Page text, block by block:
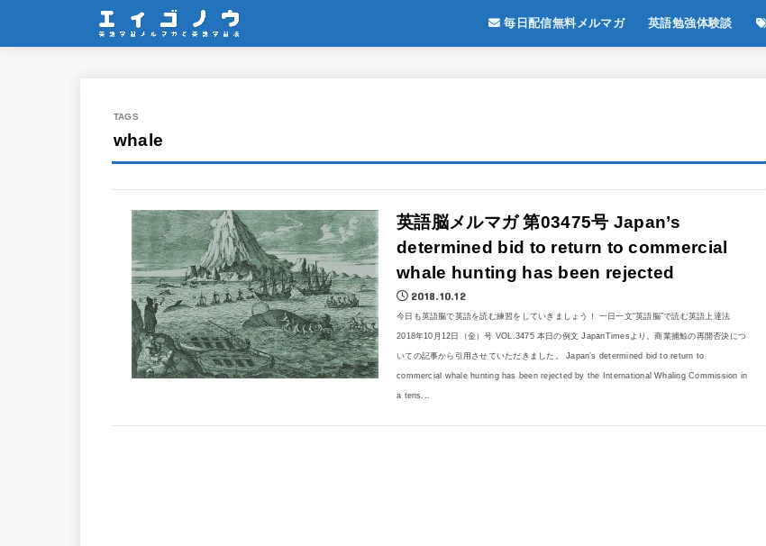
毎日配信無料メルマガ 英語勉強体験談
whale
英語脳メルマガ 第03475号 Japan’s
determined bid to return to commercial
whale hunting has been rejected
2018.10.12
今日も英語脳で英語を読む練習をしていきましょう！ 一日一文“英語脳”で読む英語上達法
2018年10月12日（金）号 VOL.3475 本日の例文 JapanTimesより。商業捕鯨の再開否決につ
いての記事から引用させていただきました。 Japan’s determined bid to return to
commercial whale hunting has been rejected by the International Whaling Commission in
a tens...